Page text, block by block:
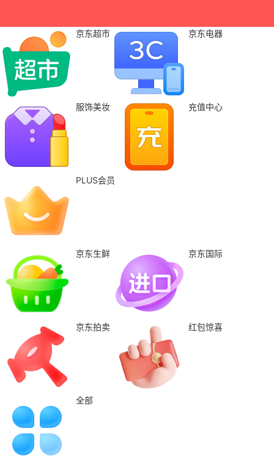
京东超市 京东电器
服饰美妆 充值中心
PLUS会员
京东生鲜 京东国际
京东拍卖 红包惊喜
全部